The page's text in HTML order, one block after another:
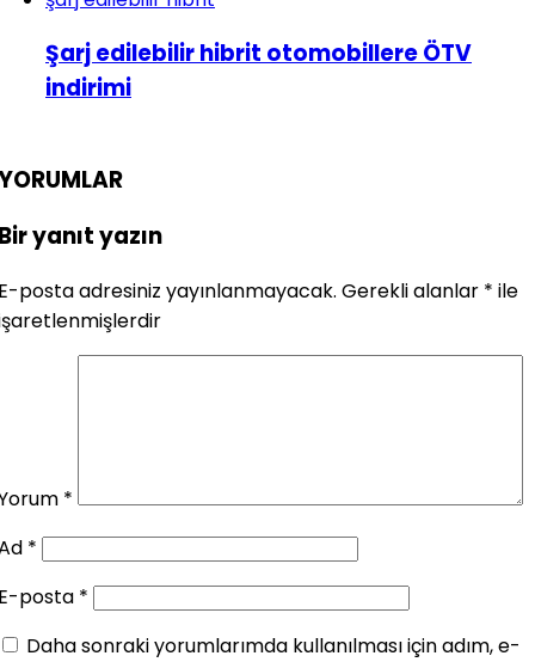
Şarj edilebilir hibrit otomobillere ÖTV
indirimi
yanıt yazın
posta adresiniz yayınlanmayacak. Gerekli alanlar * ile
*
*
posta *
Daha sonraki yorumlarımda kullanılması için adım, e-